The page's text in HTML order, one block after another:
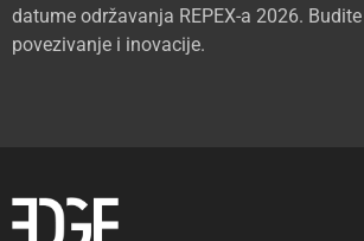
datume održavanja REPEX-a 2026.
povezivanje i inovacije.